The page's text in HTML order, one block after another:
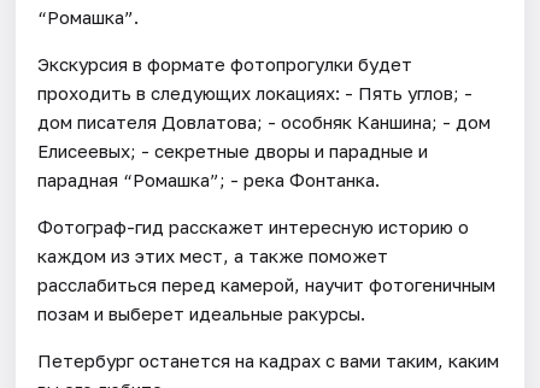
“Ромашка”.
Экскурсия в формате фотопрогулки будет
проходить в следующих локациях: - Пять углов; -
дом писателя Довлатова; - особняк Каншина; - дом
Елисеевых; - секретные дворы и парадные и
парадная “Ромашка”; - река Фонтанка.
Фотограф-гид расскажет интересную историю о
каждом из этих мест, а также поможет
расслабиться перед камерой, научит фотогеничным
позам и выберет идеальные ракурсы.
Петербург останется на кадрах с вами таким, каким